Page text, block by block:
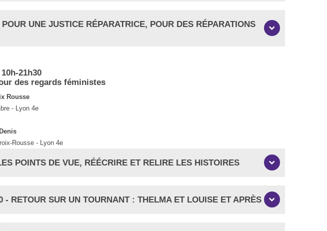
UNE JUSTICE RÉPARATRICE, POUR DES RÉPARATIONS
21h30
des regards féministes
Rousse
- Lyon 4e
Rousse - Lyon 4e
POINTS DE VUE, RÉÉCRIRE ET RELIRE LES HISTOIRES
- RETOUR SUR UN TOURNANT : THELMA ET LOUISE ET APRÈS